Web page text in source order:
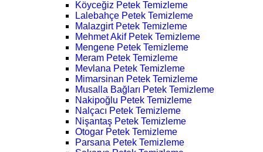
Köyceğiz Petek Temizleme
Lalebahçe Petek Temizleme
Malazgirt Petek Temizleme
Mehmet Akif Petek Temizleme
Mengene Petek Temizleme
Meram Petek Temizleme
Mevlana Petek Temizleme
Mimarsinan Petek Temizleme
Musalla Bağları Petek Temizleme
Nakipoğlu Petek Temizleme
Nalçacı Petek Temizleme
Nişantaş Petek Temizleme
Otogar Petek Temizleme
Parsana Petek Temizleme